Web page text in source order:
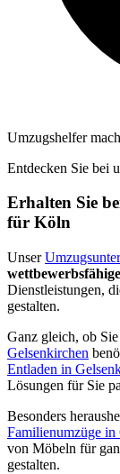
Umzugshelfer
Entdecken Sie bei
Erhalten Sie
für Köln
Unser
Dienstleistungen,
gestalten.
Ganz gleich, ob Sie
Gelsenkirchen
Entladen in
Lösungen für Sie
Besonders
Familienumzüge in
von Möbeln für
gestalten.